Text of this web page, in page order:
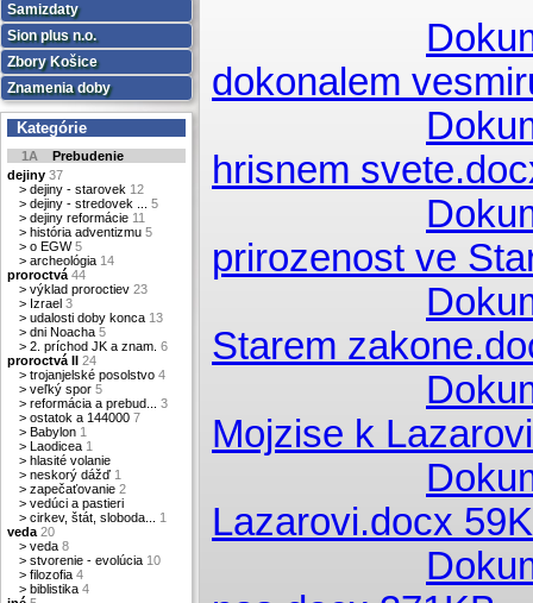
Samizdaty
Sion plus n.o.
Zbory Košice
Znamenia doby
Kategórie
1A Prebudenie
dejiny 37
> dejiny - starovek 12
> dejiny - stredovek ...
5
> dejiny reformácie 11
> história adventizmu 5
> o EGW 5
> archeológia 14
proroctvá 44
> výklad proroctiev 23
> Izrael 3
> udalosti doby konca 13
> dni Noacha 5
> 2. príchod JK a znam. 6
proroctvá II 24
> trojanjelské posolstvo 4
> veľký spor 5
> reformácia a prebud...
3
> ostatok a 144000 7
> Babylon 1
> Laodicea 1
> hlasité volanie
> neskorý dážď 1
> zapečaťovanie 2
> vedúci a pastieri
> cirkev, štát, sloboda...
1
veda 20
> veda 8
> stvorenie - evolúcia 10
> filozofia 4
> biblistika 4
dokonalem
hrisnem
prirozenost ve
Starem
Mojzise k
Lazarovi.docx